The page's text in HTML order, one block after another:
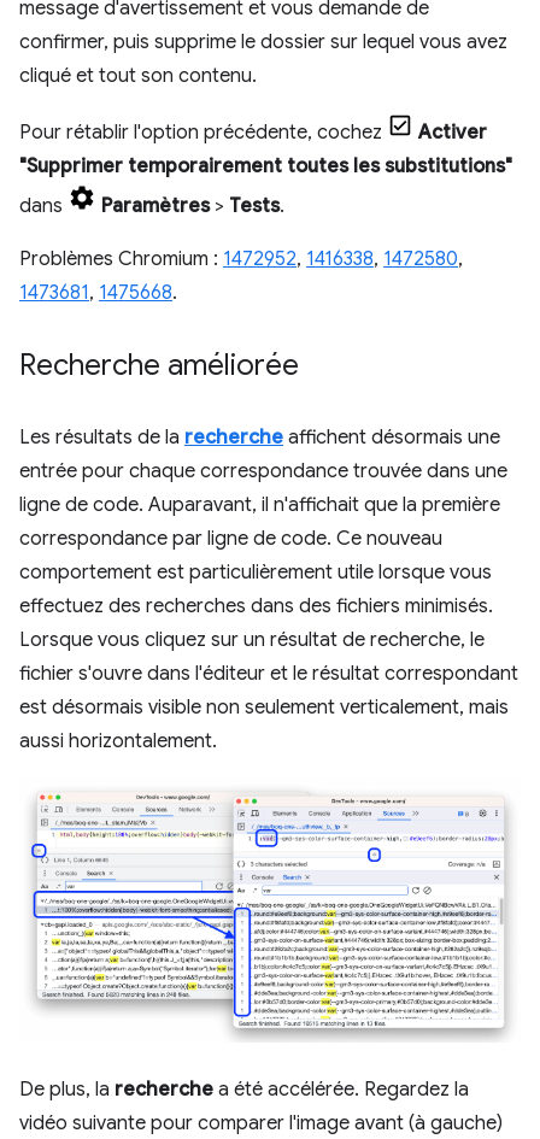
message d'avertissement et vous demande de
confirmer, puis supprime le dossier sur lequel vous avez
cliqué et tout son contenu.
Pour rétablir l'option précédente, cochez
Activer
"Supprimer temporairement toutes les substitutions"
dans
Paramètres> Tests.
Problèmes Chromium : 1472952, 1416338, 1472580,
1473681, 1475668.
Recherche améliorée
Les résultats de la recherche affichent désormais une
entrée pour chaque correspondance trouvée dans une
ligne de code. Auparavant, il n'affichait que la première
correspondance par ligne de code. Ce nouveau
comportement est particulièrement utile lorsque vous
effectuez des recherches dans des fichiers minimisés.
Lorsque vous cliquez sur un résultat de recherche, le
fichier s'ouvre dans l'éditeur et le résultat correspondant
est désormais visible non seulement verticalement, mais
aussi horizontalement.
De plus, la recherche a été accélérée. Regardez la
vidéo suivante pour comparer l'image avant (à gauche)